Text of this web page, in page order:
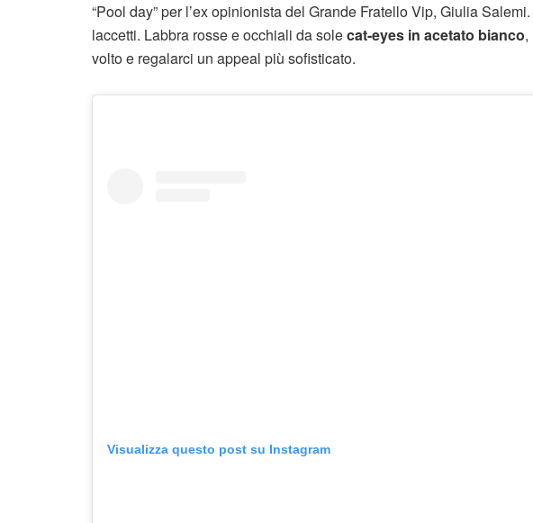
“Pool day” per l’ex opinionista del Grande Fratello Vip, Giulia
laccetti. Labbra rosse e occhiali da solecat-eyes in acetato bianco,
volto e regalarci un appeal più sofisticato.
Visualizza questo post su Instagram